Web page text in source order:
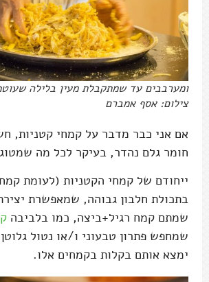
ומערבבים עד שמתקבלת מעין בלילה
צילום: אסף אמברם
אם אני כבר מדבר על קמחי קטניות,
חומר גלם נהדר, בעיקר לכל מה
ייחודם של קמחי הקטניות (לעומת
בתכולת חלבון גבוהה, שמאפשרת
שמתם קמח רגיל+ביצה, כמו בלביבה
שמחפש פתרון טבעוני ו/או נטול גלוטן
ימצא אותם בקלות בקמחים אלו.